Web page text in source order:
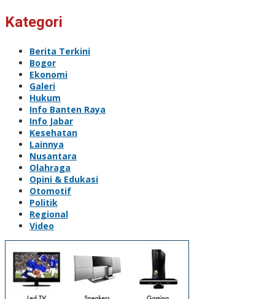
Kategori
Berita Terkini
Bogor
Ekonomi
Galeri
Hukum
Info Banten Raya
Info Jabar
Kesehatan
Lainnya
Nusantara
Olahraga
Opini & Edukasi
Otomotif
Politik
Regional
Video